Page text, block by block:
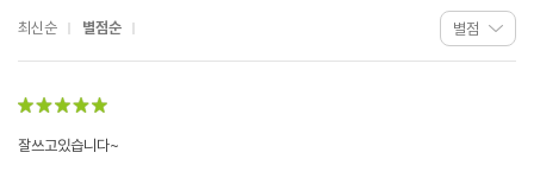
최신순 별점순
잘쓰고있습니다~